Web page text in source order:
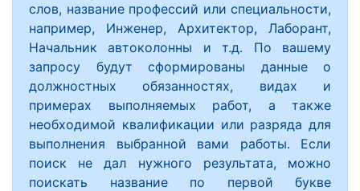
слов, название профессий или специальности,
например, Инженер, Архитектор, Лаборант,
Начальник автоколонны и т.д. По вашему
запросу будут сформированы данные о
должностных обязанностях, видах и
примерах выполняемых работ, а также
необходимой квалификации или разряда для
выполнения выбранной вами работы. Если
поиск не дал нужного результата, можно
поискать название по первой букве